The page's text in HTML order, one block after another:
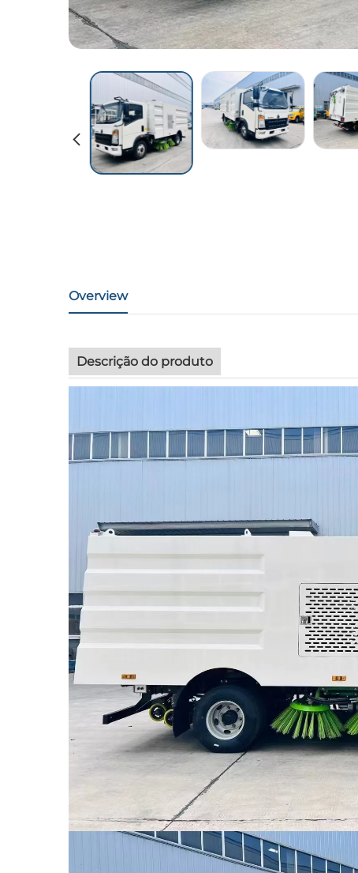
Overview
Descrição do produto